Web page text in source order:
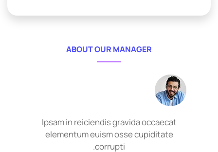
ABOUT OUR MANAGER
Ipsam in reiciendis gravida occaecat
elementum euism osse cupiditate
corrupti.